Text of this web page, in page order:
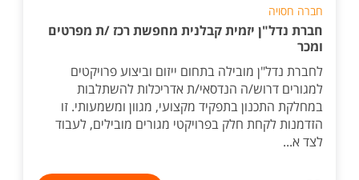
חברה חסויה
חברת נדל"ן יזמית קבלנית מחפשת רכז /ת מפרטים
ומכר
לחברת נדל"ן מובילה בתחום ייזום וביצוע פרויקטים
למגורים דרוש/ה הנדסאי/ת אדריכלות להשתלבות
במחלקת התכנון בתפקיד מקצועי, מגוון ומשמעותי. זו
הזדמנות לקחת חלק בפרויקטי מגורים מובילים, לעבוד
לצד א...